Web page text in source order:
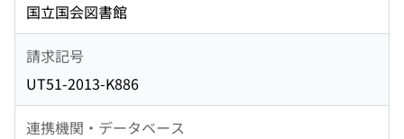
国立国会図書館
請求記号
UT51-2013-K886
連携機関・データベース